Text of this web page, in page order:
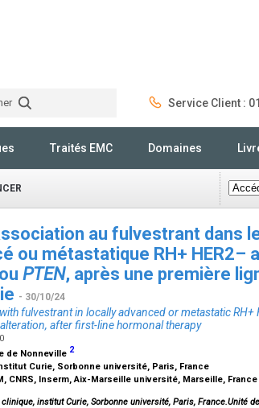
Service Client :
Traités EMC Domaines
au fulvestrant dans
ou métastatique RH+ HER2–
ou PTEN, après une première
- 30/10/24
fulvestrant in locally advanced or metastatic RH+
alteration, after first-line hormonal therapy
de Nonneville 2
Curie, Sorbonne université, Paris, France
CNRS, Inserm, Aix-Marseille université, Marseille, France
institut Curie, Sorbonne université, Paris, France.Unité